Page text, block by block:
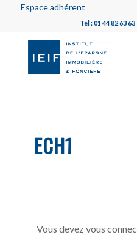
Espace adhérent
Tél : 01 44 82 63
ECH1
Vous devez vous